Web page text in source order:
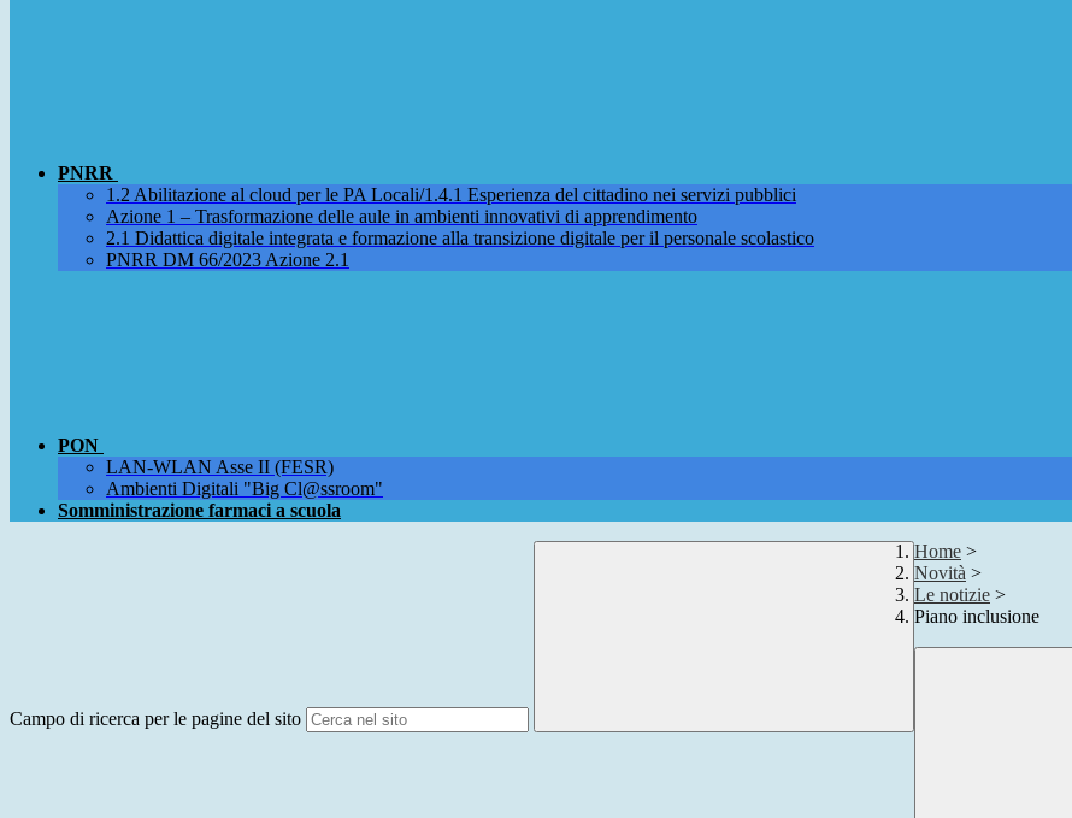
PNRR
1.2 Abilitazione al cloud per le PA Locali/1.4.1 Esperienza del cittadino nei servizi pubblici
Azione 1 – Trasformazione delle aule in ambienti innovativi di apprendimento
2.1 Didattica digitale integrata e formazione alla transizione digitale per il personale scolastico
PNRR DM 66/2023 Azione 2.1
PON
LAN-WLAN Asse II (FESR)
Ambienti Digitali "Big Cl@ssroom"
Somministrazione farmaci a scuola
Campo di ricerca per le pagine del sito
Home >
Novità >
Le notizie >
Piano inclusione